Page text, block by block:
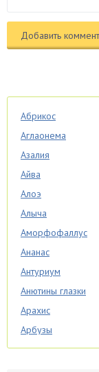
Абрикос
Аглаонема
Азалия
Айва
Алоэ
Алыча
Аморфофаллус
Ананас
Антуриум
Анютины глазки
Арахис
Арбузы
Аспарагус